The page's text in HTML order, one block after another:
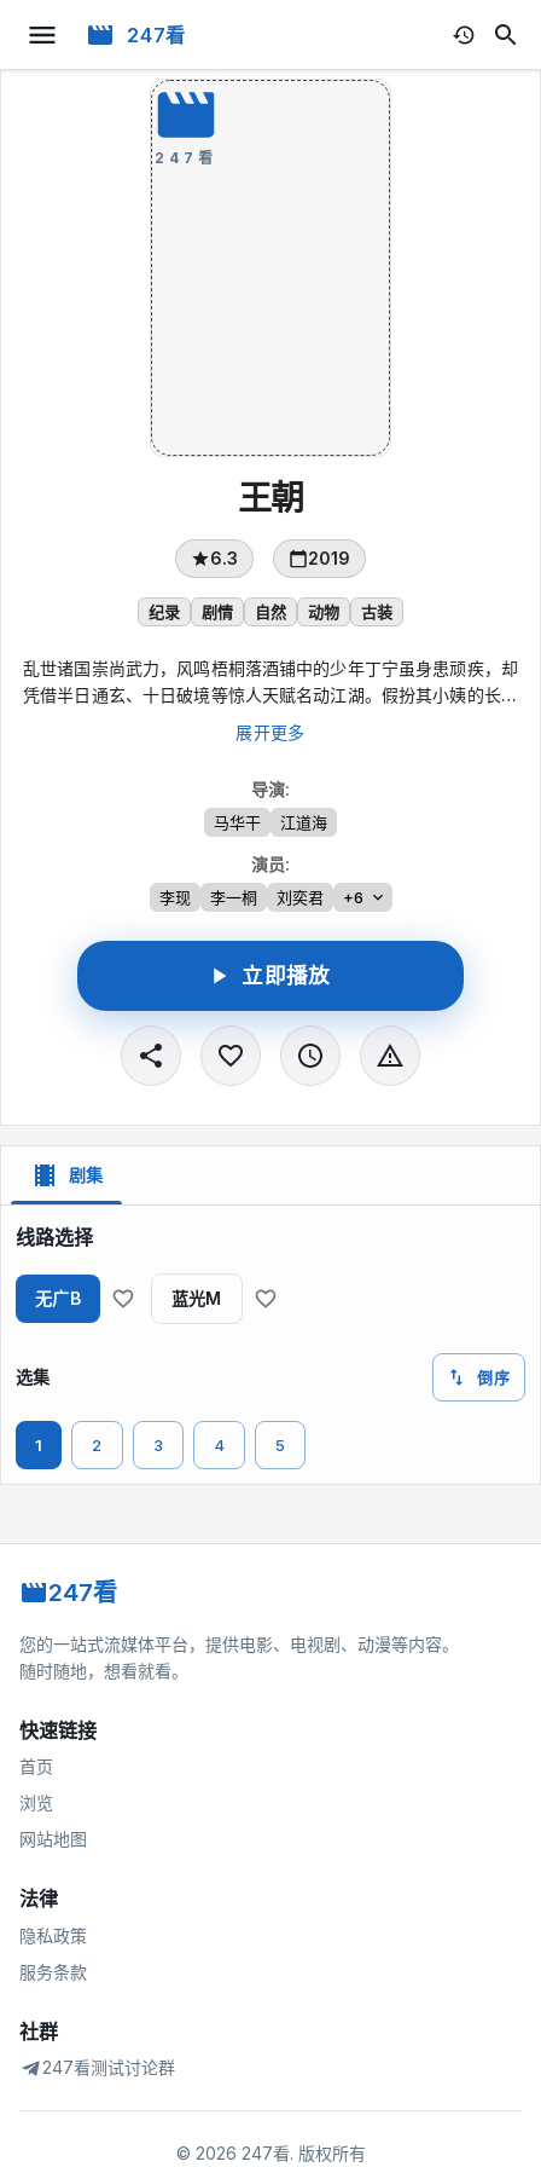
247看
247看
王朝
6.3 2019
纪录 剧情 自然 动物 古装
乱世诸国崇尚武力，风鸣梧桐落酒铺中的少年丁宁虽身患顽疾，却
凭借半日通玄、十日破境等惊人天赋名动江湖。假扮其小姨的长孙
浅雪，在他身上看见了巴山剑首梁惊梦的影子。随着鹿山会盟、岷
山剑会相继展开，丁宁与元子初及白羊洞同门并肩成长，而蘅王元
展开更多
导演:
马华干 江道海
演员:
李现 李一桐 刘奕君 +6
立即播放
剧集
线路选择
无广B 蓝光M
选集 倒序
1 2 3 4 5
247看
您的一站式流媒体平台，提供电影、电视剧、动漫等内容。
随时随地，想看就看。
快速链接
首页
浏览
网站地图
法律
隐私政策
服务条款
社群
247看测试讨论群
© 2026 247看. 版权所有